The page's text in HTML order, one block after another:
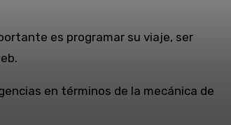
es programar su viaje, ser
en términos de la mecánica de